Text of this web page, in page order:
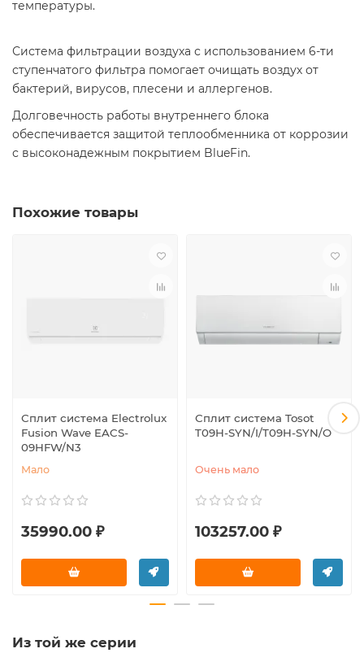
температуры.
Система фильтрации воздуха с использованием 6-ти
ступенчатого фильтра помогает очищать воздух от
бактерий, вирусов, плесени и аллергенов.
Долговечность работы внутреннего блока
обеспечивается защитой теплообменника от коррозии
с высоконадежным покрытием BlueFin.
Похожие товары
Сплит система Electrolux
Fusion Wave EACS-
09HFW/N3
Мало
35990.00 ₽
Сплит система Tosot
T09H-SYN/I/T09H-SYN/O
Очень мало
103257.00 ₽
Из той же серии